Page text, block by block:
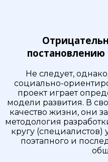
постановлению
Не следует,
социально-
проект играет
модели развития. В
качество жизни, они
методология
кругу
поэтапного и